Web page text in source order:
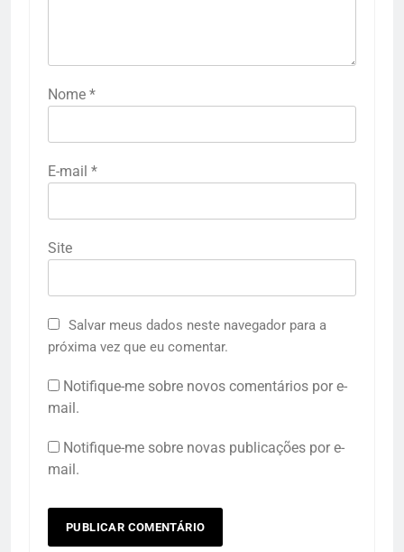
Nome *
E-mail *
Site
Salvar meus dados neste navegador para a
próxima vez que eu comentar.
Notifique-me sobre novos comentários por e-
mail.
Notifique-me sobre novas publicações por e-
mail.